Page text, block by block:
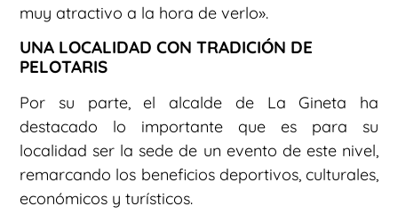
muy atractivo a la hora de verlo».
UNA LOCALIDAD CON TRADICIÓN DE
PELOTARIS
Por su parte, el alcalde de La Gineta ha
destacado lo importante que es para su
localidad ser la sede de un evento de este nivel,
remarcando los beneficios deportivos, culturales,
económicos y turísticos.